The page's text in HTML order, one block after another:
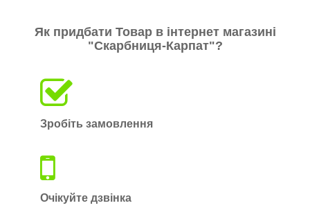
Як придбати Товар в інтернет магазині
"Скарбниця-Карпат"?
Зробіть замовлення
Очікуйте дзвінка